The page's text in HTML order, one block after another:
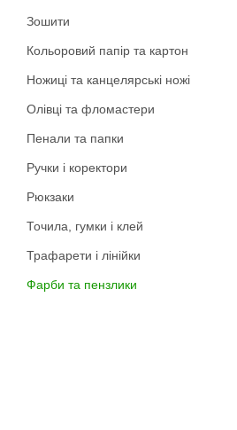
Зошити
Кольоровий папір та картон
Ножиці та канцелярські ножі
Олівці та фломастери
Пенали та папки
Ручки і коректори
Рюкзаки
Точила, гумки і клей
Трафарети і лінійки
Фарби та пензлики